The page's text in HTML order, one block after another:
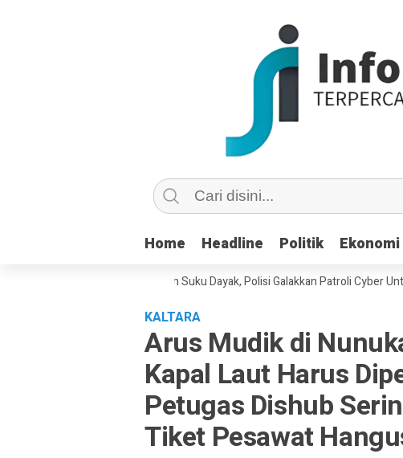
Home Headline Politik Ekonomi
Home Headline Politik Ekonomi
di Medsos Picu Amarah Suku Dayak, Polisi Galakkan Patroli Cyber Untuk
KALTARA
Arus Mudik di
Kapal Laut Harus
Petugas Dishub
Tiket Pesawat